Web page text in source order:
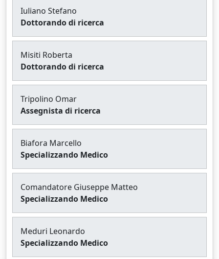
Iuliano Stefano
Dottorando di ricerca
Misiti Roberta
Dottorando di ricerca
Tripolino Omar
Assegnista di ricerca
Biafora Marcello
Specializzando Medico
Comandatore Giuseppe Matteo
Specializzando Medico
Meduri Leonardo
Specializzando Medico